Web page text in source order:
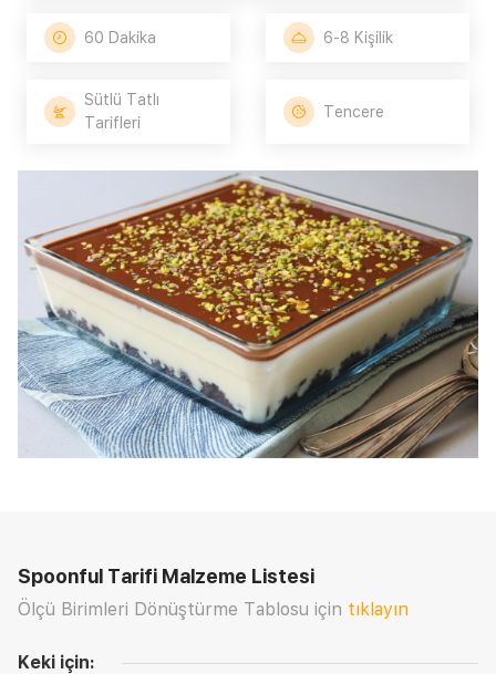
60 Dakika 6-8 Kişilik
Sütlü Tatlı
Tarifleri
Tencere
Spoonful Tarifi Malzeme Listesi
Ölçü Birimleri Dönüştürme Tablosu için tıklayın
Keki için: